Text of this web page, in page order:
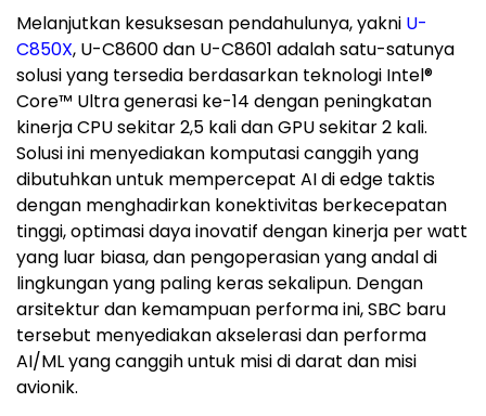
Melanjutkan kesuksesan pendahulunya, yakni U-
C850X, U-C8600 dan U-C8601 adalah satu-satunya
solusi yang tersedia berdasarkan teknologi Intel®
Core™ Ultra generasi ke-14 dengan peningkatan
kinerja CPU sekitar 2,5 kali dan GPU sekitar 2 kali.
Solusi ini menyediakan komputasi canggih yang
dibutuhkan untuk mempercepat AI di edge taktis
dengan menghadirkan konektivitas berkecepatan
tinggi, optimasi daya inovatif dengan kinerja per watt
yang luar biasa, dan pengoperasian yang andal di
lingkungan yang paling keras sekalipun. Dengan
arsitektur dan kemampuan performa ini, SBC baru
tersebut menyediakan akselerasi dan performa
AI/ML yang canggih untuk misi di darat dan misi
avionik.